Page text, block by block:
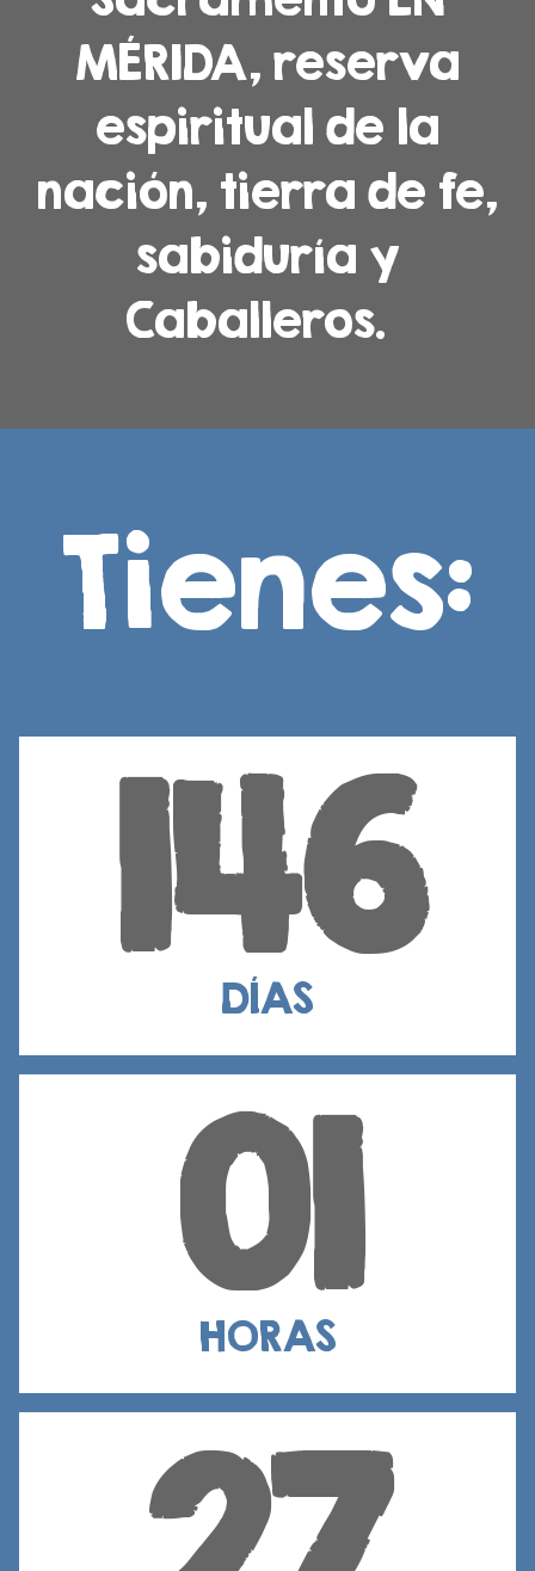
MÉRIDA, reserva
espiritual de la
nación, tierra de fe,
sabiduría y
Caballeros.
Tienes:
146
DÍAS
01
HORAS